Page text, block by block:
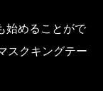
始めることがで
スクキングテー